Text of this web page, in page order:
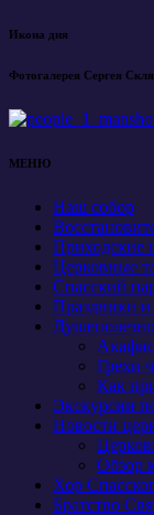
Икона дня
Фотогалерея Сергея
МЕНЮ
Наш собор
Приходские
Церковные
Спасский
Праздники
Грехи
Как
Экскурсии
Новости
Обзор
Хор
Братство